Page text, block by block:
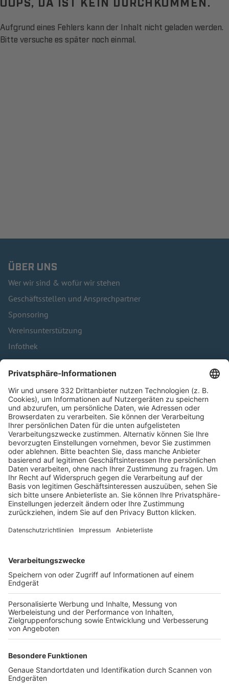
Aufgrund eines Fehlers kann der Inhalt nicht geladen werden.
Bitte versuche es später noch einmal.
ÜBER UNS
Wer wir sind & wofür wir stehen
Geschäftsstellen und Ansprechpartner
Sponsoring
Vereinsunterstützung
Infothek
Kontakt
HÄUFIG BESUCHTE SEITEN
Pässe und Vereinswechsel
Trainerausbildung
Schulungsangebot Vereinsmitarbeiter
BFV-Geschäftsstellen
Trainerbörse
Login SpielPlus
FOLGE DEM BFV
TOP-VEREINE
TOP-PARTNER